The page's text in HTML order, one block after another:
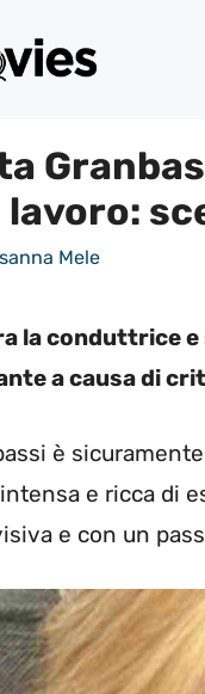
Mele
la conduttrice
a causa di
è
e ricca di
e con un